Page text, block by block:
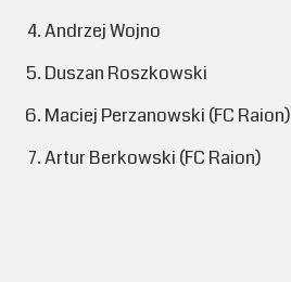
Andrzej Wojno
Duszan Roszkowski
Maciej Perzanowski (FC Raion)
Artur Berkowski (FC Raion)